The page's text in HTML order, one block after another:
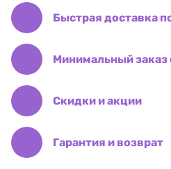
Быстрая доставка
Минимальный заказ
Скидки и акции
Гарантия и возврат